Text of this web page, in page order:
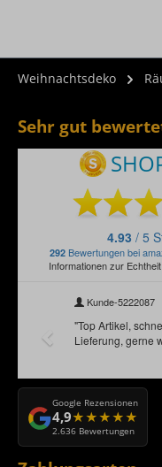
Weihnachtsdeko
Sehr gut
Google Rezensionen
4,9
2.636 Bewertungen